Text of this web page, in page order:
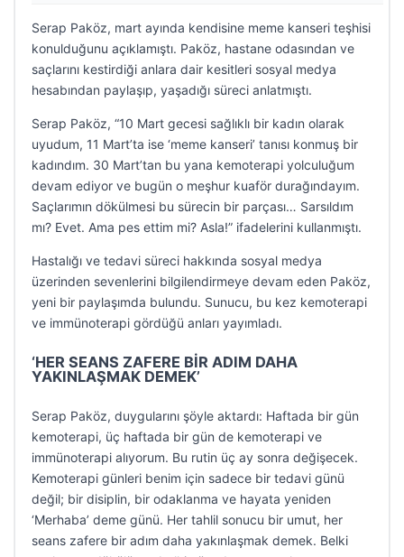
Serap Paköz, mart ayında kendisine meme kanseri teşhisi
konulduğunu açıklamıştı. Paköz, hastane odasından ve
saçlarını kestirdiği anlara dair kesitleri sosyal medya
hesabından paylaşıp, yaşadığı süreci anlatmıştı.
Serap Paköz, “10 Mart gecesi sağlıklı bir kadın olarak
uyudum, 11 Mart’ta ise ‘meme kanseri’ tanısı konmuş bir
kadındım. 30 Mart’tan bu yana kemoterapi yolculuğum
devam ediyor ve bugün o meşhur kuaför durağındayım.
Saçlarımın dökülmesi bu sürecin bir parçası… Sarsıldım
mı? Evet. Ama pes ettim mi? Asla!” ifadelerini kullanmıştı.
Hastalığı ve tedavi süreci hakkında sosyal medya
üzerinden sevenlerini bilgilendirmeye devam eden Paköz,
yeni bir paylaşımda bulundu. Sunucu, bu kez kemoterapi
ve immünoterapi gördüğü anları yayımladı.
‘HER SEANS ZAFERE BİR ADIM DAHA
YAKINLAŞMAK DEMEK’
Serap Paköz, duygularını şöyle aktardı: Haftada bir gün
kemoterapi, üç haftada bir gün de kemoterapi ve
immünoterapi alıyorum. Bu rutin üç ay sonra değişecek.
Kemoterapi günleri benim için sadece bir tedavi günü
değil; bir disiplin, bir odaklanma ve hayata yeniden
‘Merhaba’ deme günü. Her tahlil sonucu bir umut, her
seans zafere bir adım daha yakınlaşmak demek. Belki